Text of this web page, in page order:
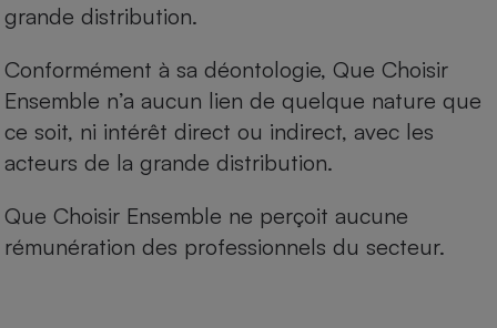
grande distribution.
Conformément à sa déontologie, Que Choisir
Ensemble n’a aucun lien de quelque nature que
ce soit, ni intérêt direct ou indirect, avec les
acteurs de la grande distribution.
Que Choisir Ensemble ne perçoit aucune
rémunération des professionnels du secteur.